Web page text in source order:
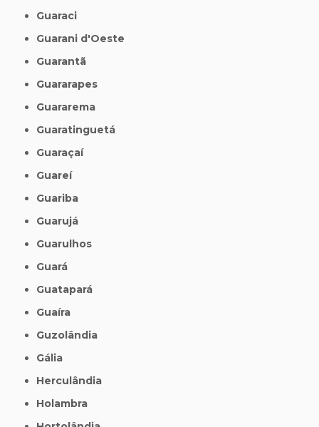
Guaraci
Guarani d'Oeste
Guarantã
Guararapes
Guararema
Guaratinguetá
Guaraçaí
Guareí
Guariba
Guarujá
Guarulhos
Guará
Guatapará
Guaíra
Guzolândia
Gália
Herculândia
Holambra